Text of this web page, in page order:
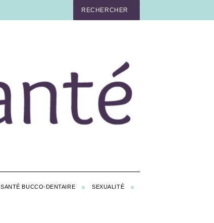
SANTÉ BUCCO-DENTAIRE SEXUALITÉ